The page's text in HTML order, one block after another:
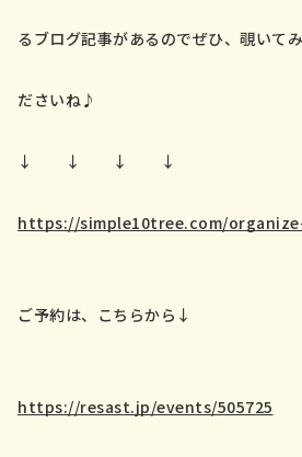
るブログ記事があるのでぜひ、覗いて
ださいね♪
↓ ↓ ↓ ↓
https://simple10tree.com/
ご予約は、こちらから↓
https://resast.jp/events/505725